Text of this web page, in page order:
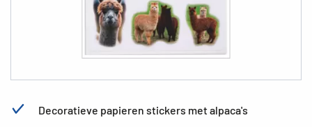
Decoratieve papieren stickers met alpaca's